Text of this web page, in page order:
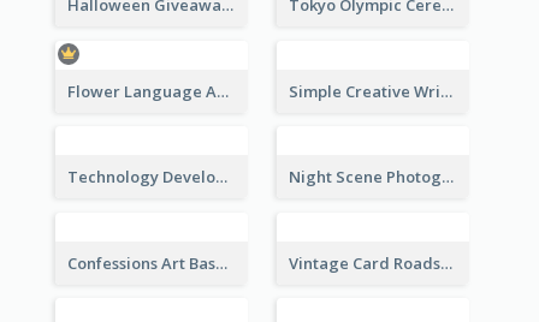
Tokyo Olympic Ceremony Instagram Post
Flower Language And Calligraphy Instagram Post Simple Creative Writing Quote Instagram Post
Technology Development Conference Instagram Post Night Scene Photography Exhibition Instagram Post
Confessions Art Basel Instagram Post Vintage Card Roadshow Instagram Post